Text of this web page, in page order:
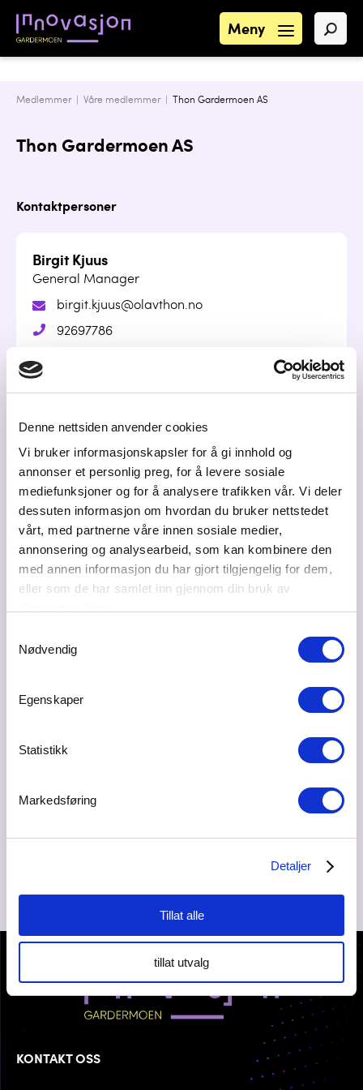
Denne nettsiden anvender cookies
Vi bruker informasjonskapsler for å gi innhold og
annonser et personlig preg, for å levere sosiale
mediefunksjoner og for å analysere trafikken vår. Vi deler
dessuten informasjon om hvordan du bruker nettstedet
vårt, med partnerne våre innen sosiale medier,
annonsering og analysearbeid, som kan kombinere den
med annen informasjon du har gjort tilgjengelig for dem,
eller som de har samlet inn gjennom din bruk av
Nødvendig
Egenskaper
Statistikk
Markedsføring
Detaljer
Tillat alle
tillat utvalg
Meny
Medlemmer | Våre medlemmer| Thon Gardermoen AS
Thon Gardermoen AS
Kontaktpersoner
Birgit Kjuus
General Manager
birgit.kjuus@olavthon.no
92697786
Hotellsjef
trude.paulsen@olavthon.no
47751431
Besøksadresse
Stenersgata 2, 0184 OSLO
Bransje
Web
KONTAKT OSS